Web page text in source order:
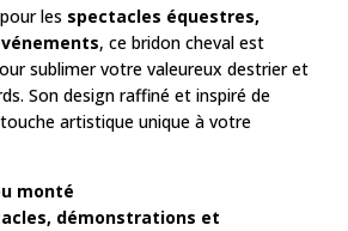
les spectacles équestres,
, ce bridon cheval est
sublimer votre valeureux destrier et
Son design raffiné et inspiré de
artistique unique à votre
monté
démonstrations et